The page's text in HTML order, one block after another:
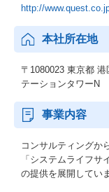
http://
本社所在地
〒1080023 東京都
テーションタワーN
事業内容
コンサルティングか
「システムライフ
の提供を展開してい